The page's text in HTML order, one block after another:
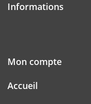
Informations
Mon compte
Accueil